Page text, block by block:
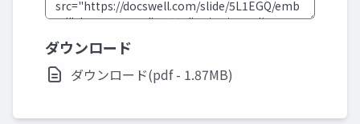
ダウンロード
ダウンロード(pdf - 1.87MB)